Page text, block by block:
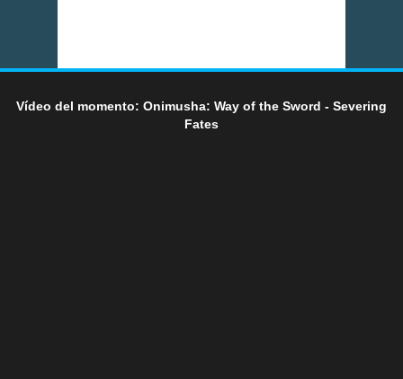
Vídeo del momento: Onimusha: Way of the Sword - Severing
Fates